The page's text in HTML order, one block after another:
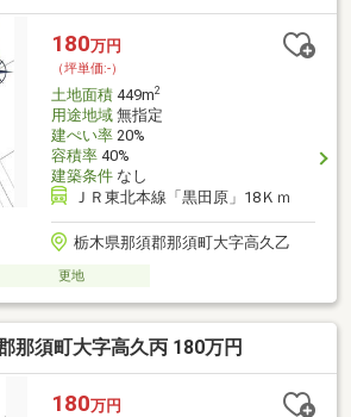
180万円
（坪単価:-）
土地面積449m2
用途地域無指定
建ぺい率20%
容積率40%
建築条件なし
ＪＲ東北本線「黒田原」18Ｋｍ
栃木県那須郡那須町大字高久乙
更地
那須町大字高久丙 180万円
180万円